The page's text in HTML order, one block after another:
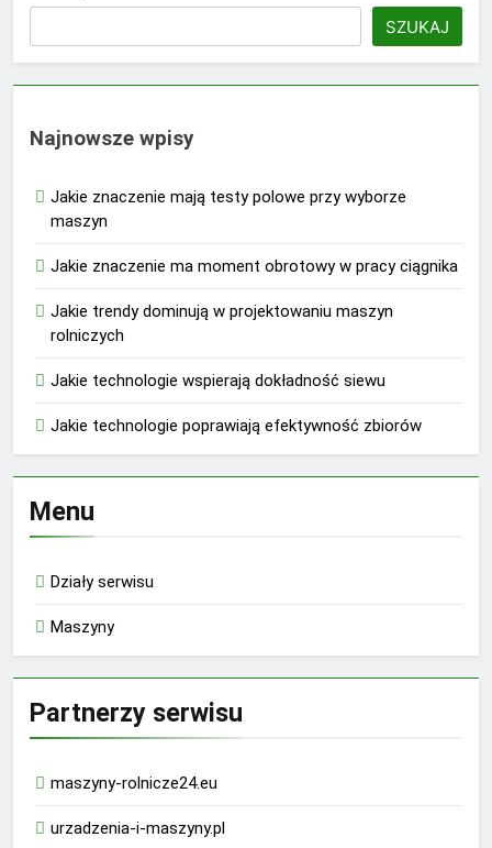
SZUKAJ
Najnowsze wpisy
Jakie znaczenie mają testy polowe przy wyborze
maszyn
Jakie znaczenie ma moment obrotowy w pracy ciągnika
Jakie trendy dominują w projektowaniu maszyn
rolniczych
Jakie technologie wspierają dokładność siewu
Jakie technologie poprawiają efektywność zbiorów
Menu
Działy serwisu
Maszyny
Partnerzy serwisu
maszyny-rolnicze24.eu
urzadzenia-i-maszyny.pl